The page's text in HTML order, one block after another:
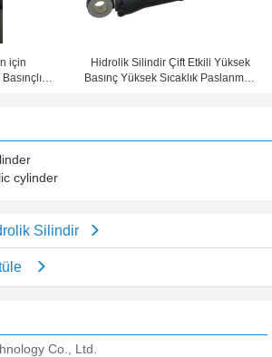
için
Hidrolik Silindir Çift Etkili Yüksek
Basınç Yüksek Sıcaklık Paslanmaz
cylinder
Silindir
Co., Ltd.